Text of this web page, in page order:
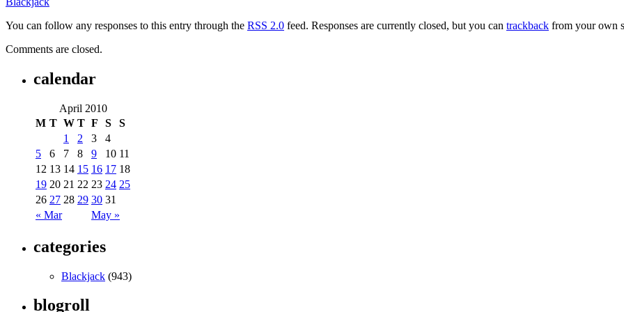
You can follow any responses to this entry through the RSS 2.0 feed. Responses are currently closed, but you can trackback from your own
Comments are closed.
calendar
April 2010
M T W T F S S
« Mar May »
1 2 3
4
5
6 7 8 9 10 11
12 13 14 15 16 17 18
19 20 21 22 23 24 25
26 27 28 29 30 31
categories
Blackjack (943)
blogroll